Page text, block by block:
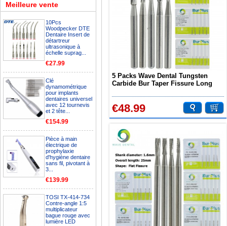
Meilleure vente
10Pcs
Woodpecker DTE
Dentaire Insert de
détartreur
ultrasonique à
échelle suprag...
€27.99
Clé
dynamométrique
pour implants
dentaires universel
avec 12 tournevis
et 2 tête...
€154.99
Pièce à main
électrique de
prophylaxie
d'hygiène dentaire
sans fil, pivotant à
3...
€139.99
TOSI TX-414-734
Contre-angle 1:5
multiplicateur
bague rouge avec
lumière LED
5 Packs Wave Dental Tungsten
Carbide Bur Taper Fissure Long
€48.99